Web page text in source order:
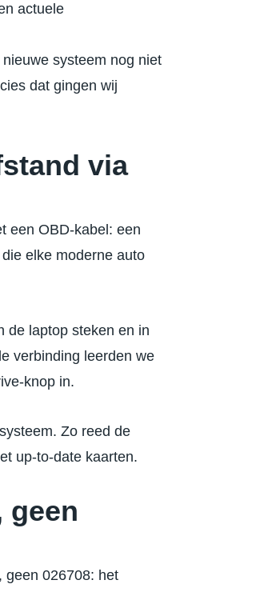
actuele
systeem nog niet
dat gingen wij
via
een OBD-kabel: een
elke moderne auto
de laptop steken en in
verbinding leerden we
knop in.
Zo reed de
up-to-date kaarten.
geen
geen 026708: het